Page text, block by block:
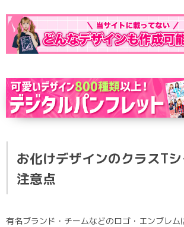
お化けデザインのクラスT
注意点
有名ブランド・チームなどのロゴ・エンブレム
タイダイ柄
ラグビーユニフォーム
フルカラー
部活動